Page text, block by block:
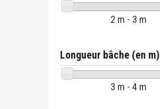
2 m - 3 m
Longueur bâche (en m)
3 m - 4 m